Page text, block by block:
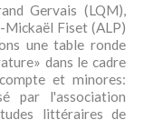
Gervais (LQM),
Mickaël Fiset (ALP)
une table ronde
dans le cadre
et minores:
par l'association
littéraires de